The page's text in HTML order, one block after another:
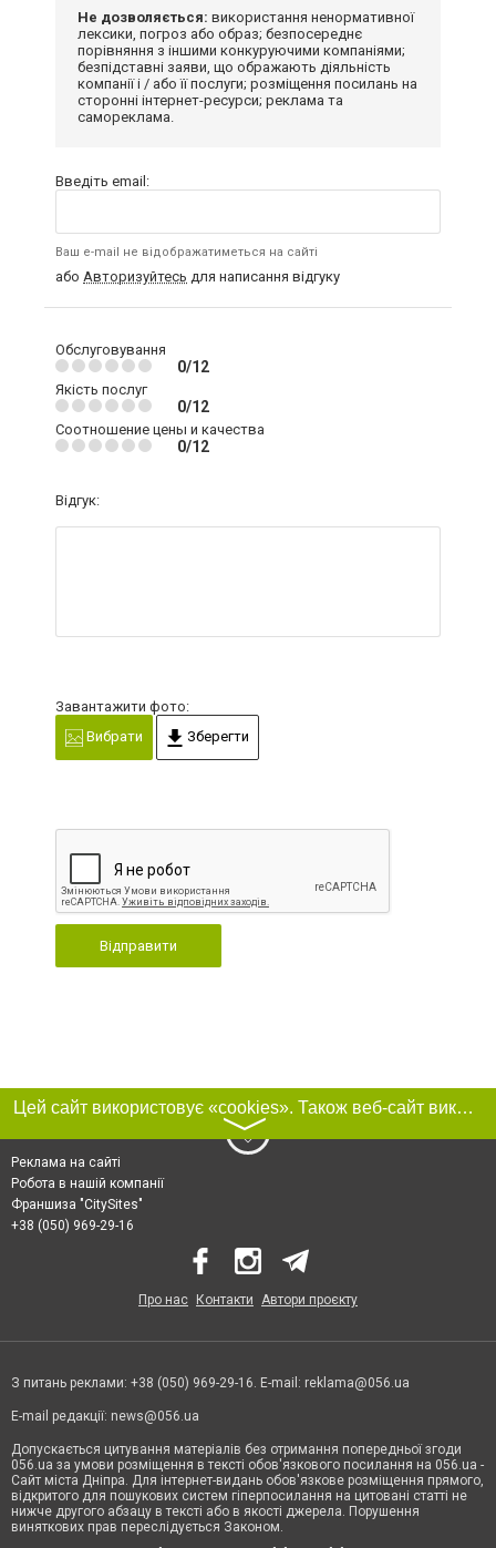
Не дозволяється: використання ненормативної
лексики, погроз або образ; безпосереднє
порівняння з іншими конкуруючими компаніями;
безпідставні заяви, що ображають діяльність
компанії і / або її послуги; розміщення посилань на
сторонні інтернет-ресурси; реклама та
самореклама.
Введіть email:
Ваш e-mail не відображатиметься на сайті
або Авторизуйтесь для написання відгуку
Обслуговування
0/12
Якість послуг
0/12
Соотношение цены и качества
0/12
Відгук:
Завантажити фото:
Вибрати
Зберегти
Відправити
Цей сайт використовує «cookies». Також веб-сайт використовує інтернет-сервіс для збору технічних даних стосовно відвідувачів з метою отримання маркетингової та статистичної інформації. Умови обробки даних відвідувачів сайту див.
〉
Реклама на сайті
Робота в нашій компанії
Франшиза "CitySites"
+38 (050) 969-29-16
Про нас Контакти Автори проєкту
З питань реклами: +38 (050) 969-29-16. E-mail: reklama@056.ua
E-mail редакції: news@056.ua
Допускається цитування матеріалів без отримання попередньої згоди
056.ua за умови розміщення в тексті обов'язкового посилання на 056.ua -
Сайт міста Дніпра. Для інтернет-видань обов'язкове розміщення прямого,
відкритого для пошукових систем гіперпосилання на цитовані статті не
нижче другого абзацу в тексті або в якості джерела. Порушення
виняткових прав переслідується Законом.